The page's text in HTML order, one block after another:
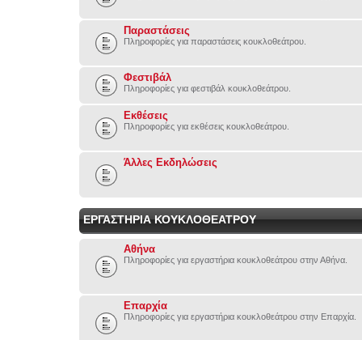
Παραστάσεις
Πληροφορίες για παραστάσεις κουκλοθεάτρου.
Φεστιβάλ
Πληροφορίες για φεστιβάλ κουκλοθεάτρου.
Εκθέσεις
Πληροφορίες για εκθέσεις κουκλοθεάτρου.
Άλλες Εκδηλώσεις
ΕΡΓΑΣΤΗΡΙΑ ΚΟΥΚΛΟΘΕΑΤΡΟΥ
Αθήνα
Πληροφορίες για εργαστήρια κουκλοθεάτρου στην Αθήνα.
Επαρχία
Πληροφορίες για εργαστήρια κουκλοθεάτρου στην Επαρχία.